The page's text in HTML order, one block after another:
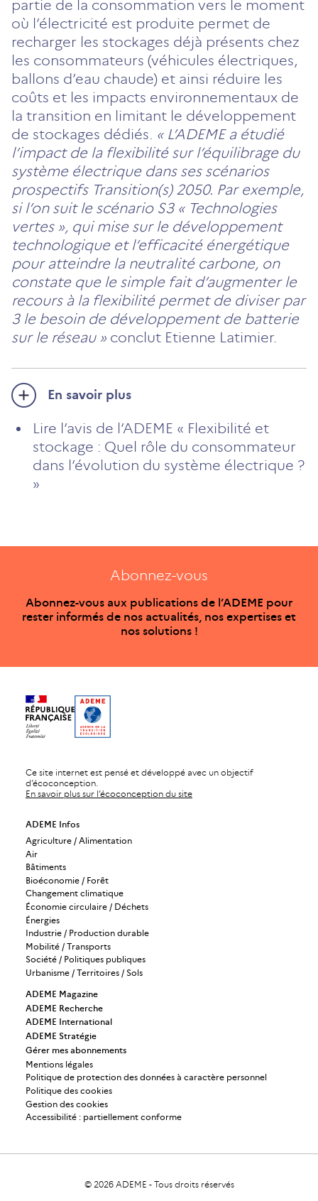
partie de la consommation vers le moment
où l’électricité est produite permet de
recharger les stockages déjà présents chez
les consommateurs (véhicules électriques,
ballons d’eau chaude) et ainsi réduire les
coûts et les impacts environnementaux de
la transition en limitant le développement
de stockages dédiés. « L’ADEME a étudié
l’impact de la flexibilité sur l’équilibrage du
système électrique dans ses scénarios
prospectifs Transition(s) 2050. Par exemple,
si l’on suit le scénario S3 « Technologies
vertes », qui mise sur le développement
technologique et l’efficacité énergétique
pour atteindre la neutralité carbone, on
constate que le simple fait d’augmenter le
recours à la flexibilité permet de diviser par
3 le besoin de développement de batterie
sur le réseau » conclut Etienne Latimier.
En savoir plus
Lire l’avis de l’ADEME « Flexibilité et
stockage : Quel rôle du consommateur
dans l’évolution du système électrique ?
»
Abonnez-vous
Abonnez-vous aux publications de l’ADEME pour
rester informés de nos actualités, nos expertises et
nos solutions !
Ce site internet est pensé et développé avec un objectif
d’écoconception.
En savoir plus sur l’écoconception du site
ADEME Infos
Agriculture / Alimentation
Air
Bâtiments
Bioéconomie / Forêt
Changement climatique
Économie circulaire / Déchets
Énergies
Industrie / Production durable
Mobilité / Transports
Société / Politiques publiques
Urbanisme / Territoires / Sols
ADEME Magazine
ADEME Recherche
ADEME International
ADEME Stratégie
Gérer mes abonnements
Mentions légales
Politique de protection des données à caractère personnel
Politique des cookies
Gestion des cookies
Accessibilité : partiellement conforme
© 2026 ADEME - Tous droits réservés